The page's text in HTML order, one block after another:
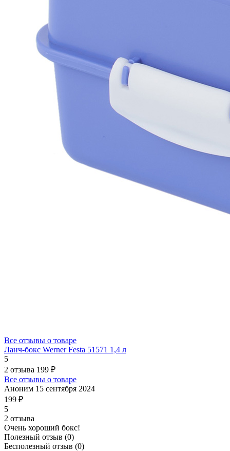
Все отзывы о товаре
Ланч-бокс Werner Festa 51571 1,4 л
5
2 отзыва 199 ₽
Все отзывы о товаре
Аноним 15 сентября 2024
199 ₽
5
2 отзыва
Очень хороший бокс!
Полезный отзыв (0)
Бесполезный отзыв (0)